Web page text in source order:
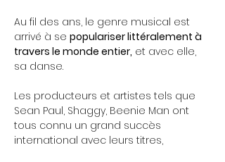
Au fil des ans, le genre musical est
arrivé à se populariser littéralement à
travers le monde entier, et avec elle,
sa danse.
Les producteurs et artistes tels que
Sean Paul, Shaggy, Beenie Man ont
tous connu un grand succès
international avec leurs titres,